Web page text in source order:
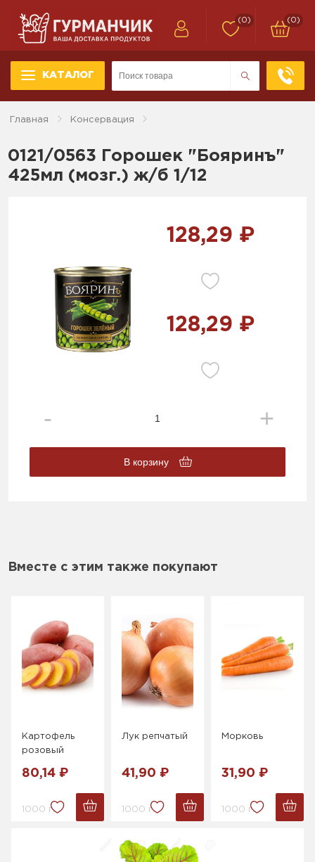
КАТАЛОГ
(0) (0)
Главная Консервация
0121/0563 Горошек "Бояринъ"
425мл (мозг.) ж/б 1/12
128,29 ₽
128,29 ₽
В корзину
Вместе с этим также покупают
Картофель
розовый
80,14 ₽
1000 г.
Лук репчатый
41,90 ₽
1000 г.
Морковь
31,90 ₽
1000 г.